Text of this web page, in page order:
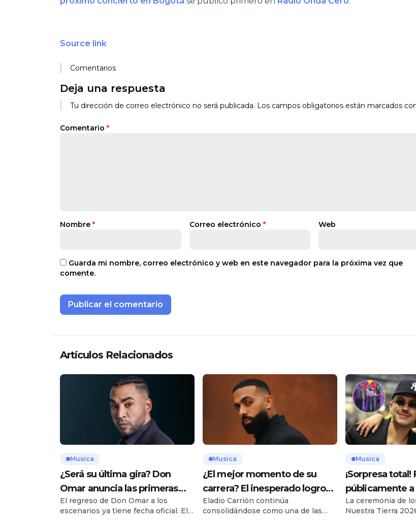
Source link
Comentarios
Deja una respuesta
Tu dirección de correo electrónico no será publicada. Los campos obligatorios están marcados
Comentario *
Nombre * Correo electrónico * Web
Guarda mi nombre, correo electrónico y web en este navegador para la próxima vez que
comente.
Artículos Relacionados
Musica
¿Será su última gira? Don
Omar anuncia las primeras
fechas de “The Last King
World Tour”
El regreso de Don Omar a los
escenarios ya tiene fecha oficial. El
Musica
¿El mejor momento de su
carrera? El inesperado logro
de Eladio Carrión que está
dando de qué hablar en
Eladio Carrión continúa
consolidándose como una de las
Musica
¡Sorpresa
públicamente a
ganar en los
Tierra
La ceremonia de
Nuestra Tierra